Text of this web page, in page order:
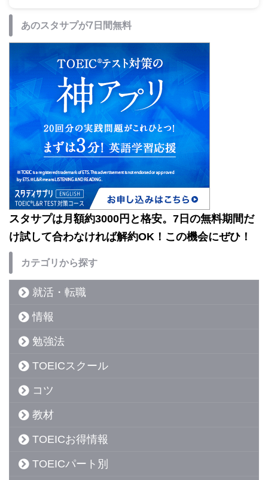
あのスタサプが7日間無料
スタサプは月額約3000円と格安。7日の無料期間だ
け試して合わなければ解約OK！この機会にぜひ！
カテゴリから探す
就活・転職
情報
勉強法
TOEICスクール
コツ
教材
TOEICお得情報
TOEICパート別